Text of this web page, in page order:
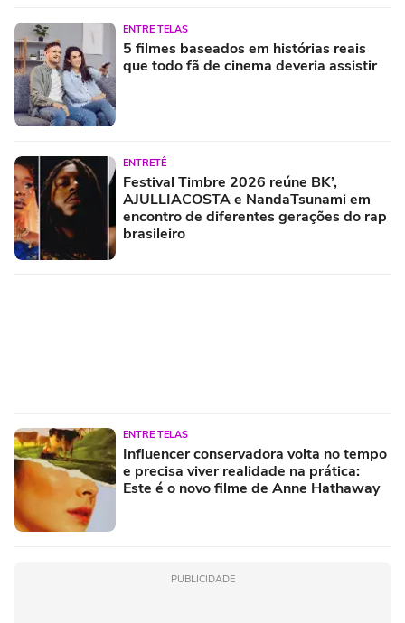
ENTRE TELAS
5 filmes baseados em histórias reais
que todo fã de cinema deveria assistir
ENTRETÊ
Festival Timbre 2026 reúne BK’,
AJULLIACOSTA e NandaTsunami em
encontro de diferentes gerações do rap
brasileiro
ENTRE TELAS
Influencer conservadora volta no tempo
e precisa viver realidade na prática:
Este é o novo filme de Anne Hathaway
PUBLICIDADE